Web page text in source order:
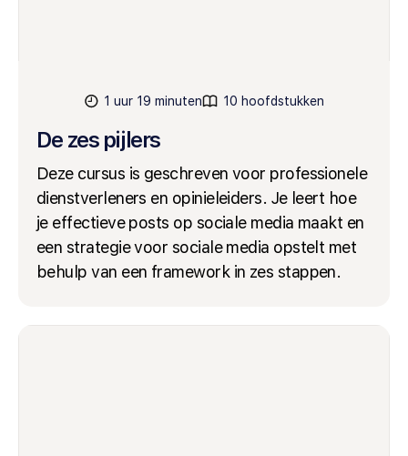
1 uur 19 minuten 10 hoofdstukken
De zes pijlers
Deze cursus is geschreven voor professionele
dienstverleners en opinieleiders. Je leert hoe
je effectieve posts op sociale media maakt en
een strategie voor sociale media opstelt met
behulp van een framework in zes stappen.